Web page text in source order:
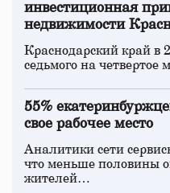
инвестиционная
недвижимости
Краснодарский край в
седьмого на четвертое
55%
свое рабочее место
Аналитики сети
что меньше половины
жителей…